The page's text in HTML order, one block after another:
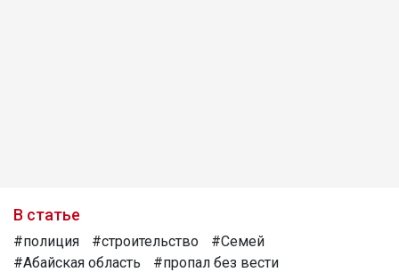
В статье
#полиция #строительство
#Семей
#Абайская область
#пропал без вести